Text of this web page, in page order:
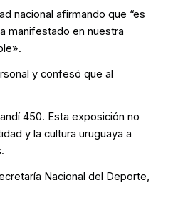
nacional afirmando que “es
manifestado en nuestra
y confesó que al
450. Esta exposición no
y la cultura uruguaya a
Nacional del Deporte,